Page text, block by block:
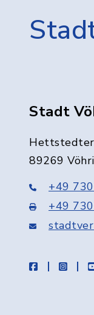
Stadt
89269
+49
+49
facebook